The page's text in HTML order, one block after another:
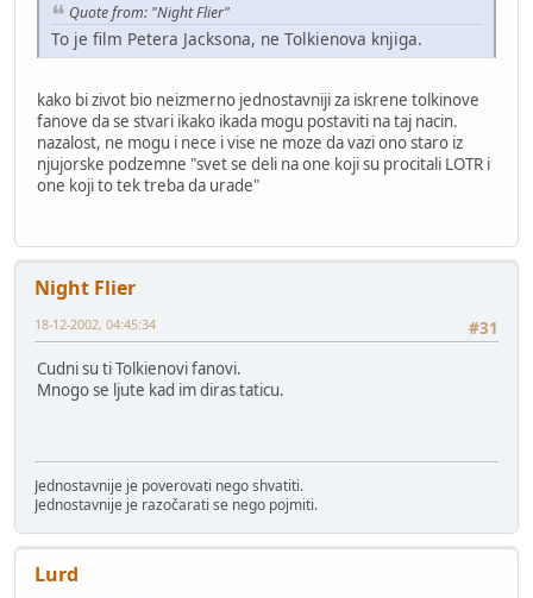
Quote from: "Night Flier"
To je film Petera Jacksona, ne Tolkienova knjiga.
kako bi zivot bio neizmerno jednostavniji za iskrene tolkinove
fanove da se stvari ikako ikada mogu postaviti na taj nacin.
nazalost, ne mogu i nece i vise ne moze da vazi ono staro iz
njujorske podzemne "svet se deli na one koji su procitali LOTR i
one koji to tek treba da urade"
Night Flier
#31
18-12-2002, 04:45:34
Cudni su ti Tolkienovi fanovi.
Mnogo se ljute kad im diras taticu.
Jednostavnije je poverovati nego shvatiti.
Jednostavnije je razočarati se nego pojmiti.
Lurd